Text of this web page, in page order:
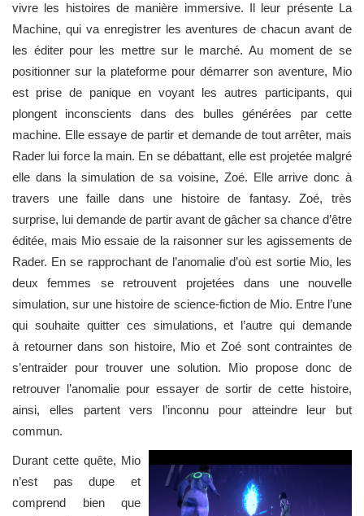
vivre les histoires de manière immersive. Il leur présente La
Machine, qui va enregistrer les aventures de chacun avant de
les éditer pour les mettre sur le marché. Au moment de se
positionner sur la plateforme pour démarrer son aventure, Mio
est prise de panique en voyant les autres participants, qui
plongent inconscients dans des bulles générées par cette
machine. Elle essaye de partir et demande de tout arrêter, mais
Rader lui force la main. En se débattant, elle est projetée malgré
elle dans la simulation de sa voisine, Zoé. Elle arrive donc à
travers une faille dans une histoire de fantasy. Zoé, très
surprise, lui demande de partir avant de gâcher sa chance d’être
éditée, mais Mio essaie de la raisonner sur les agissements de
Rader. En se rapprochant de l’anomalie d’où est sortie Mio, les
deux femmes se retrouvent projetées dans une nouvelle
simulation, sur une histoire de science-fiction de Mio. Entre l’une
qui souhaite quitter ces simulations, et l’autre qui demande
à retourner dans son histoire, Mio et Zoé sont contraintes de
s’entraider pour trouver une solution. Mio propose donc de
retrouver l’anomalie pour essayer de sortir de cette histoire,
ainsi, elles partent vers l’inconnu pour atteindre leur but
commun.
Durant cette quête, Mio
n’est pas dupe et
comprend bien que